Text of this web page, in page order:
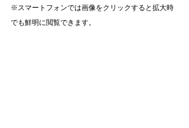
※スマートフォンでは画像をクリックすると拡大時
でも鮮明に閲覧できます。